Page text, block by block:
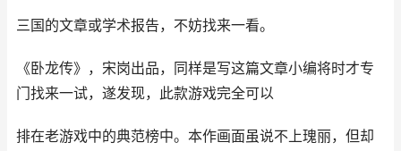
三国的文章或学术报告，不妨找来一看。
《卧龙传》，宋岗出品，同样是写这篇文章小编将时才专
门找来一试，遂发现，此款游戏完全可以
排在老游戏中的典范榜中。本作画面虽说不上瑰丽，但却